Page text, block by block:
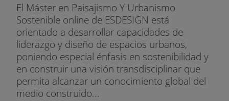
El Máster en Paisajismo Y Urbanismo
Sostenible online de ESDESIGN está
orientado a desarrollar capacidades de
liderazgo y diseño de espacios urbanos,
poniendo especial énfasis en sostenibilidad y
en construir una visión transdisciplinar que
permita alcanzar un conocimiento global del
medio construido...